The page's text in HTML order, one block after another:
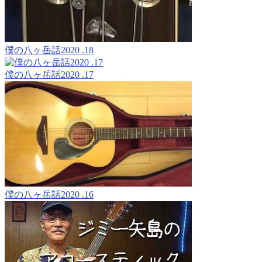
僕の八ヶ岳話2020 .18
僕の八ヶ岳話2020 .17
僕の八ヶ岳話2020 .16